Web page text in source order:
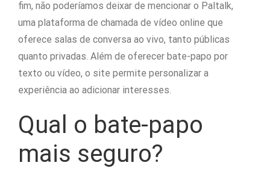
fim, não poderíamos deixar de mencionar o Paltalk,
uma plataforma de chamada de vídeo online que
oferece salas de conversa ao vivo, tanto públicas
quanto privadas. Além de oferecer bate-papo por
texto ou vídeo, o site permite personalizar a
experiência ao adicionar interesses.
Qual o bate-papo
mais seguro?